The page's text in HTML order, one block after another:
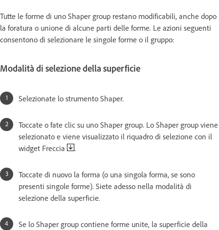
Tutte le forme di uno Shaper group restano modificabili, anche dopo
la foratura o unione di alcune parti delle forme. Le azioni seguenti
consentono di selezionare le singole forme o il gruppo:
Modalità di selezione della superficie
Selezionate lo strumento Shaper.
Toccate o fate clic su uno Shaper group. Lo Shaper group viene
selezionato e viene visualizzato il riquadro di selezione con il
widget Freccia
.
Toccate di nuovo la forma (o una singola forma, se sono
presenti singole forme). Siete adesso nella modalità di
selezione della superficie.
Se lo Shaper group contiene forme unite, la superficie della